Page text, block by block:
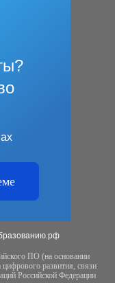
ПО (на основании
развития, связи
Российской Федерации